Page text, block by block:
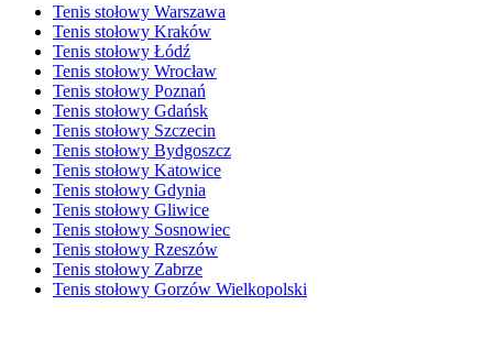
Tenis stołowy Warszawa
Tenis stołowy Kraków
Tenis stołowy Łódź
Tenis stołowy Wrocław
Tenis stołowy Poznań
Tenis stołowy Gdańsk
Tenis stołowy Szczecin
Tenis stołowy Bydgoszcz
Tenis stołowy Katowice
Tenis stołowy Gdynia
Tenis stołowy Gliwice
Tenis stołowy Sosnowiec
Tenis stołowy Rzeszów
Tenis stołowy Zabrze
Tenis stołowy Gorzów Wielkopolski